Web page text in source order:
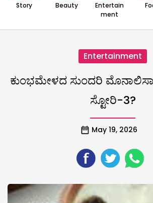
Story Beauty
Entertain
ment
Entertainment
ಕುಂಭಮೇಳದ ಸುಂದರಿ
ಸ್ಟೋರಿ-3?
May 19, 2026